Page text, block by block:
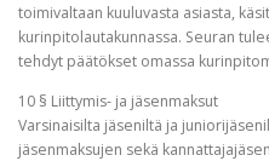
toimivaltaan kuuluvasta asiasta,
kurinpitolautakunnassa. Seuran
tehdyt päätökset omassa
10 § Liittymis- ja jäsenmaksut
Varsinaisilta jäseniltä ja
jäsenmaksujen sekä